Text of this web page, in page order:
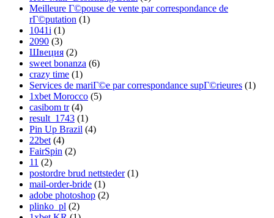
Meilleure Г©pouse de vente par correspondance de
rГ©putation (1)
1041i (1)
2090 (3)
Швеция (2)
sweet bonanza (6)
crazy time (1)
Services de mariГ©e par correspondance supГ©rieures (1)
1xbet Morocco (5)
casibom tr(4)
result_1743 (1)
Pin Up Brazil (4)
22bet (4)
FairSpin (2)
11 (2)
postordre brud nettsteder(1)
mail-order-bride (1)
adobe photoshop (2)
plinko_pl (2)